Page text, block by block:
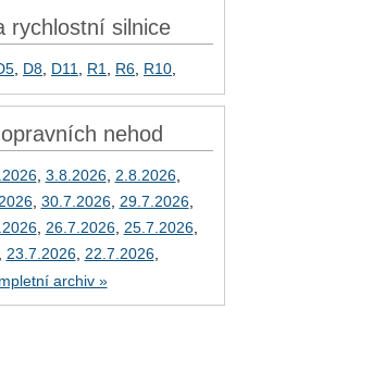
rychlostní silnice
D8 D11 R1 R6 R10
nehod
, 3.8.2026, 2.8.2026,
, 30.7.2026, 29.7.2026,
, 26.7.2026, 25.7.2026,
23.7.2026, 22.7.2026,
archiv »